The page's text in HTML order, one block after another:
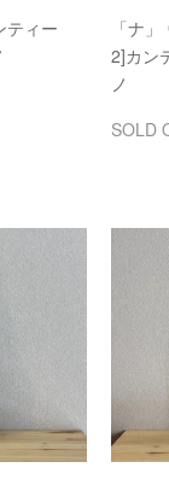
ティー
「ナ
2]カン
ノ
SOLD